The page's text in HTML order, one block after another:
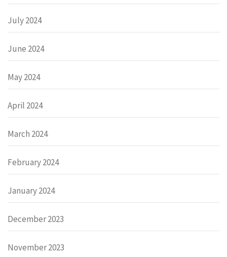
July 2024
June 2024
May 2024
April 2024
March 2024
February 2024
January 2024
December 2023
November 2023